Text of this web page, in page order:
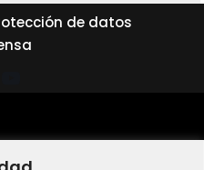
de datos